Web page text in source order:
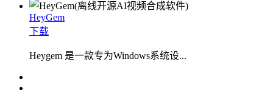
HeyGem
下载
Heygem 是一款专为Windows系统设...